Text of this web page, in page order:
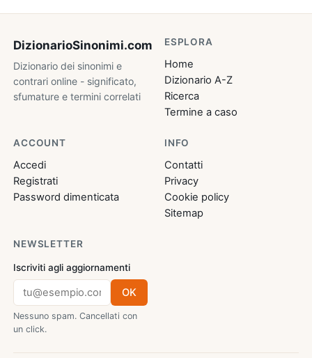
DizionarioSinonimi.com
Dizionario dei sinonimi e
contrari online - significato,
sfumature e termini correlati
ESPLORA
Home
Dizionario A-Z
Ricerca
Termine a caso
ACCOUNT
Accedi
Registrati
Password dimenticata
INFO
Contatti
Privacy
Cookie policy
Sitemap
NEWSLETTER
Iscriviti agli aggiornamenti
OK
Nessuno spam. Cancellati con
un click.